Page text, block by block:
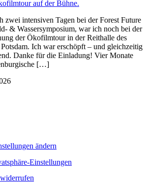
zwei intensiven Tagen bei der Forest Future
& Wassersymposium, war ich noch bei der
der Ökofilmtour in der Reithalle des
Ich war erschöpft – und gleichzeitig
Danke für die Einladung! Vier Monate
[…]
ändern
Einstellungen